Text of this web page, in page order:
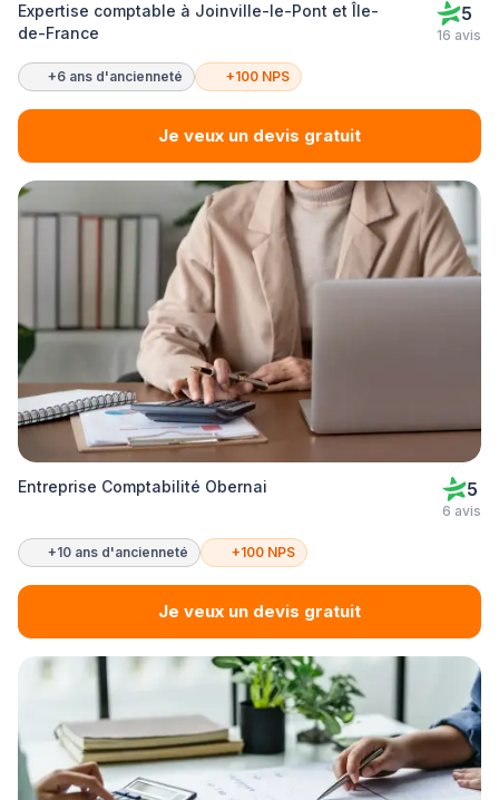
Expertise comptable à Joinville-le-Pont et Île-
de-France
5
16 avis
+6 ans d'ancienneté +100 NPS
Je veux un devis gratuit
Entreprise Comptabilité Obernai 5
6 avis
+10 ans d'ancienneté +100 NPS
Je veux un devis gratuit